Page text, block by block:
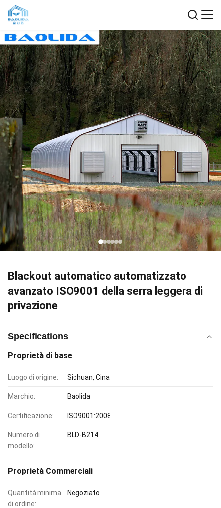
Blackout automatico automatizzato
avanzato ISO9001 della serra leggera di
privazione
Specifications
Proprietà di base
Luogo di origine: Sichuan, Cina
Marchio: Baolida
Certificazione: ISO9001:2008
Numero di
modello:
BLD-B214
Proprietà Commerciali
Quantità minima
di ordine:
Negoziato